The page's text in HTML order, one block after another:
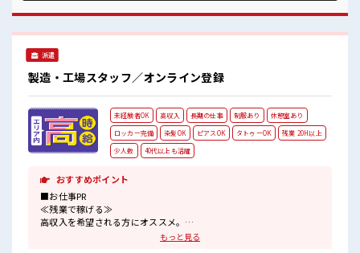
り働く環境が整っています！ イチからスキルUP・ステップ
UP目指していきましょう！ ≪自分に向いている仕事が探せる
OK！ 休憩室で楽しくおしゃべり！ ストレス解消☆ 持ち物が
多いあなたにもぴったり☆ ロッカー付き職場♪
派遣
製造・工場スタッフ／オンライン登録
未経験者OK 高収入 長期の仕事 制服あり
休憩室あり
ロッカー完備
染髪OK ピアスOK タトゥーOK
残業 20H以上
少人数
40代以上も活躍
おすすめポイント
■お仕事PR
≪残業で稼げる≫
高収入を希望される方にオススメ。
残業は月20時間以上あります♪もっと見る